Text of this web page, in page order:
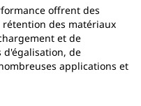
offrent des
des matériaux
et de
de
applications et